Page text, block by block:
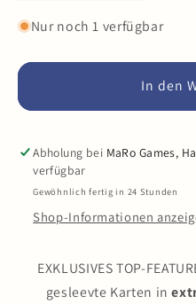
die
Menge
Gamegenic
Convertible
die
Menge
Nur noch 1 verfügbar
In den
Abholung bei MaRo Games,
verfügbar
Gewöhnlich fertig in 24 Stunden
Shop-Informationen
EXKLUSIVES TOP-
gesleevte Karten in